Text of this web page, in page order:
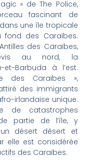
» de The Police,
fascinant de
une île tropicale
des Caraïbes.
des Caraïbes,
au nord, la
Barbuda à l’est.
des Caraïbes »,
des immigrants
irlandaise unique.
de catastrophes
partie de l’île, y
désert désert et
elle est considérée
des Caraïbes.